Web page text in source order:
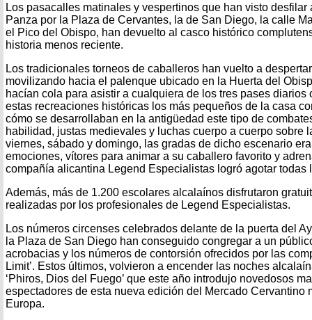
Los pasacalles matinales y vespertinos que han visto
Panza por la Plaza de Cervantes, la de San Diego, la calle
el Pico del Obispo, han devuelto al casco histórico
historia menos reciente.
Los tradicionales torneos de caballeros han vuelto a
movilizando hacia el palenque ubicado en la Huerta del
hacían cola para asistir a cualquiera de los tres pases diarios
estas recreaciones históricas los más pequeños de la casa
cómo se desarrollaban en la antigüedad este tipo de
habilidad, justas medievales y luchas cuerpo a cuerpo sobre
viernes, sábado y domingo, las gradas de dicho escenario
emociones, vítores para animar a su caballero favorito y
compañía alicantina Legend Especialistas logró agotar todas
Además, más de 1.200 escolares alcalaínos disfrutaron
realizadas por los profesionales de Legend Especialistas.
Los números circenses celebrados delante de la puerta del
la Plaza de San Diego han conseguido congregar a un
acrobacias y los números de contorsión ofrecidos por las
Limit’. Estos últimos, volvieron a encender las noches
‘Phiros, Dios del Fuego’ que este año introdujo novedosos
espectadores de esta nueva edición del Mercado Cervantino
Europa.